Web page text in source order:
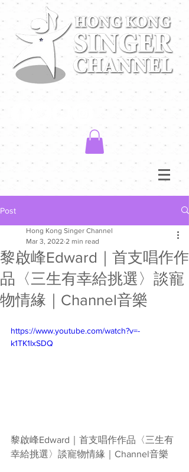
Post
黎啟峰Edward｜首支唱作作
品〈三生有幸給挑選〉談寵
物情緣｜Channel音樂
Hong Kong Singer Channel
Mar 3, 2022 2 min read
https://www.youtube.com/watch?v=-
k1TK1IxSDQ
黎啟峰Edward｜首支唱作作品〈三生有
幸給挑選〉談寵物情緣｜Channel音樂